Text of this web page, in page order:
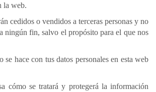
la web.
cedidos o vendidos a terceras personas y no
ningún fin, salvo el propósito para el que nos
se hace con tus datos personales en esta web
cómo se tratará y protegerá la información